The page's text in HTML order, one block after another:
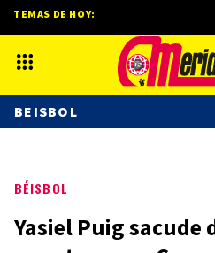
BÉISBOL
Yasiel Puig sacude
TEMAS DE HOY:
BEISBOL